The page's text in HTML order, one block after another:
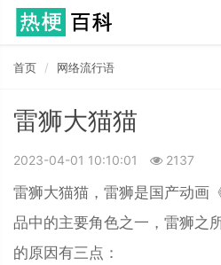
首页 网络流行语
雷狮大猫猫
2023-04-01 10:10:01 2137
雷狮大猫猫，雷狮是国产动画
品中的主要角色之一，雷狮之
的原因有三点：